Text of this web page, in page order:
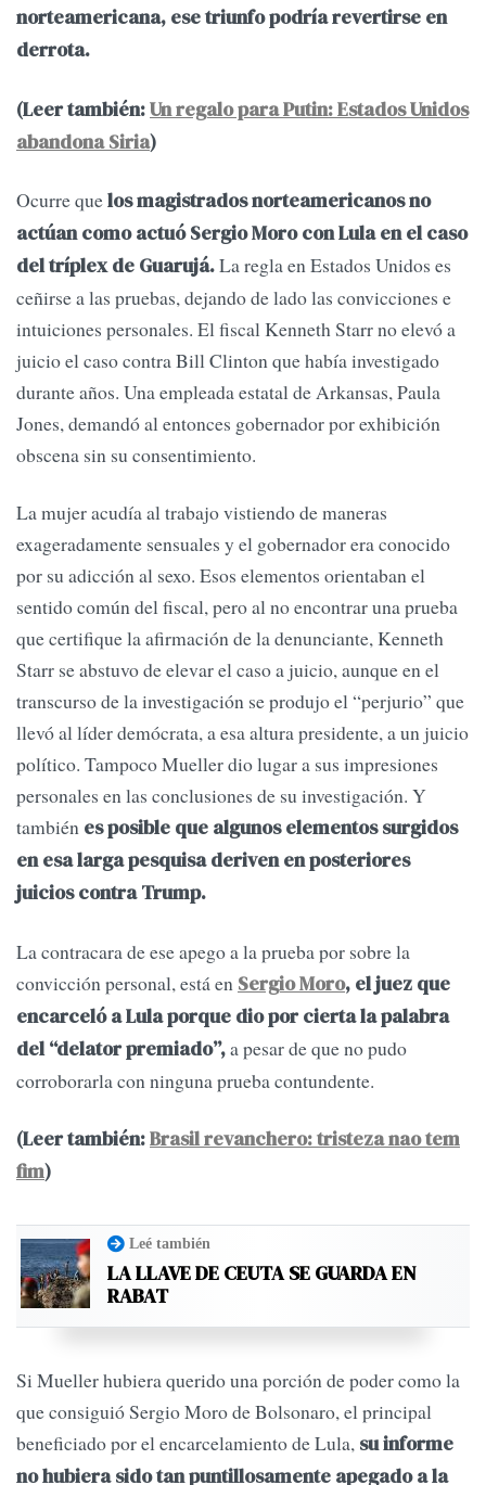
norteamericana, ese triunfo podría revertirse en
derrota.
(Leer también:Un regalo para Putin: Estados Unidos
abandona Siria)
Ocurre quelos magistrados norteamericanos no
actúan como actuó Sergio Moro con Lula en el caso
del tríplex de Guarujá.La regla en Estados Unidos es
ceñirse a las pruebas, dejando de lado las convicciones e
intuiciones personales. El fiscal Kenneth Starr no elevó a
juicio el caso contra Bill Clinton que había investigado
durante años. Una empleada estatal de Arkansas, Paula
Jones, demandó al entonces gobernador por exhibición
obscena sin su consentimiento.
La mujer acudía al trabajo vistiendo de maneras
exageradamente sensuales y el gobernador era conocido
por su adicción al sexo. Esos elementos orientaban el
sentido común del fiscal, pero al no encontrar una prueba
que certifique la afirmación de la denunciante, Kenneth
Starr se abstuvo de elevar el caso a juicio, aunque en el
transcurso de la investigación se produjo el “perjurio” que
llevó al líder demócrata, a esa altura presidente, a un juicio
político. Tampoco Mueller dio lugar a sus impresiones
personales en las conclusiones de su investigación. Y
también es posible que algunos elementos surgidos
en esa larga pesquisa deriven en posteriores
juicios contra Trump.
La contracara de ese apego a la prueba por sobre la
convicción personal, está en Sergio Moro, el juez que
encarceló a Lula porque dio por cierta la palabra
del “delator premiado”,a pesar de que no pudo
corroborarla con ninguna prueba contundente.
(Leer también:Brasil revanchero: tristeza nao tem
fim)
Leé también
LA LLAVE DE CEUTA SE GUARDA EN
RABAT
Si Mueller hubiera querido una porción de poder como la
que consiguió Sergio Moro de Bolsonaro, el principal
beneficiado por el encarcelamiento de Lula, su informe
no hubiera sido tan puntillosamente apegado a la